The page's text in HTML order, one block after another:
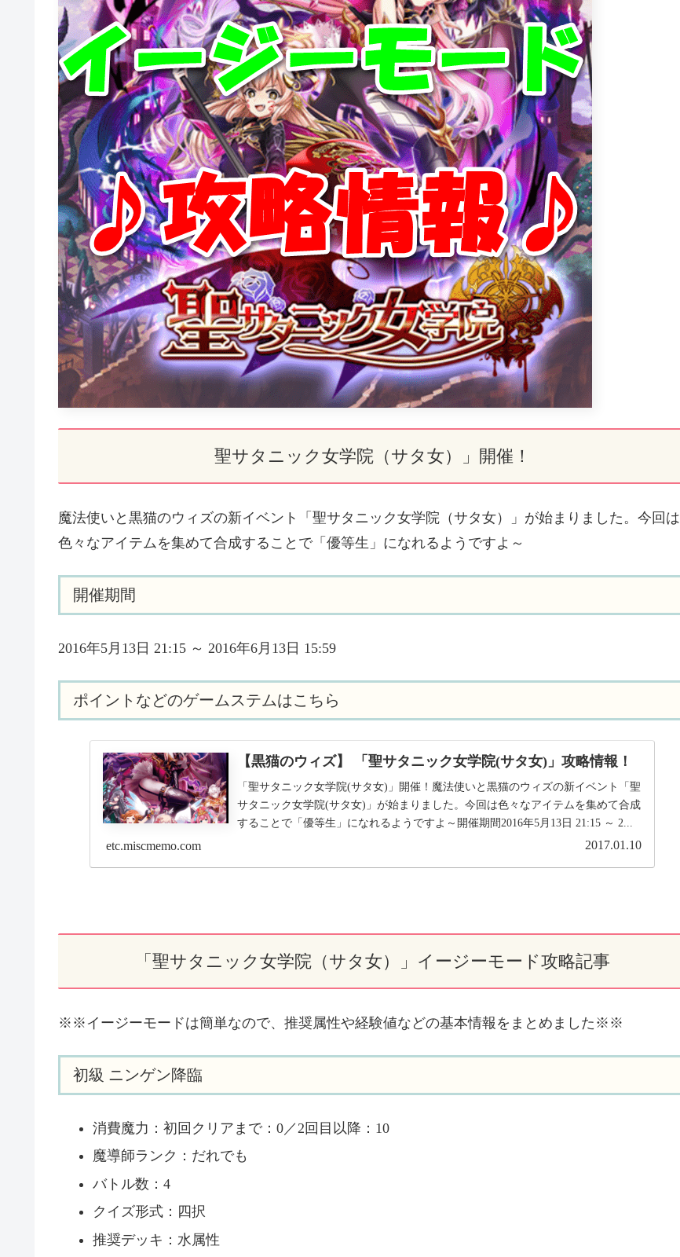
聖サタニック女学院（サタ女）」開催！
魔法使いと黒猫のウィズの新イベント「聖サタニック女学院（サタ女）」が始まりました。今回は
色々なアイテムを集めて合成することで「優等生」になれるようですよ～
開催期間
2016年5月13日 21:15 ～ 2016年6月13日 15:59
ポイントなどのゲームステムはこちら
【黒猫のウィズ】 「聖サタニック女学院(サタ女)」攻略情報！
「聖サタニック女学院(サタ女)」開催！魔法使いと黒猫のウィズの新イベント「聖
サタニック女学院(サタ女)」が始まりました。今回は色々なアイテムを集めて合成
することで「優等生」になれるようですよ～開催期間2016年5月13日 21:15 ～ 2...
etc.miscmemo.com 2017.01.10
「聖サタニック女学院（サタ女）」イージーモード攻略記事
※※イージーモードは簡単なので、推奨属性や経験値などの基本情報をまとめました※※
初級 ニンゲン降臨
消費魔力：初回クリアまで：0／2回目以降：10
魔導師ランク：だれでも
バトル数：4
クイズ形式：四択
推奨デッキ：水属性